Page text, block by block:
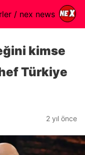
/ nex news
kimse
Türkiye
2 yıl önce